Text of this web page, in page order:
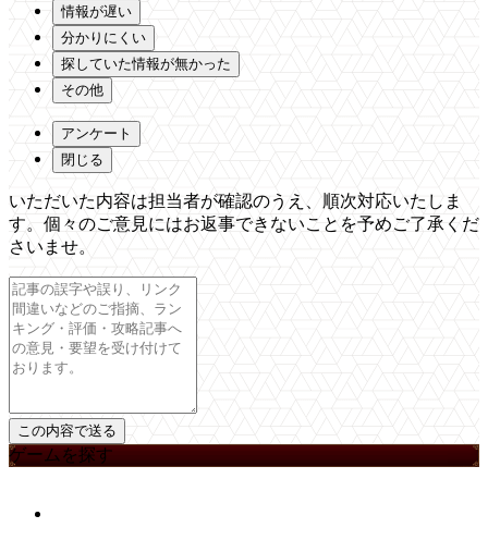
情報が遅い
分かりにくい
探していた情報が無かった
その他
アンケート
閉じる
いただいた内容は担当者が確認のうえ、順次対応いたしま
す。個々のご意見にはお返事できないことを予めご了承くだ
さいませ。
ゲームを探す